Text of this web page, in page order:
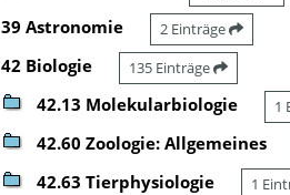
39 Astronomie 2 Einträge
42 Biologie 135 Einträge
42.13 Molekularbiologie 1
42.60 Zoologie: Allgemeines
42.63 Tierphysiologie 1